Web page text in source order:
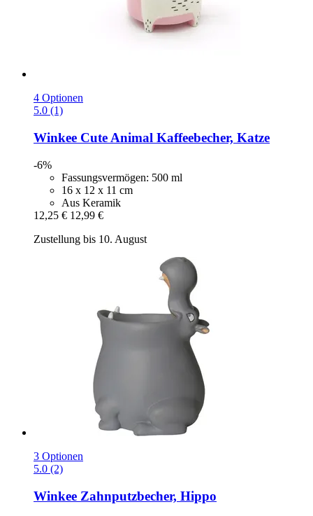
4 Optionen
5.0 (1)
Winkee Cute Animal Kaffeebecher, Katze
-6%
Fassungsvermögen: 500 ml
16 x 12 x 11 cm
Aus Keramik
12,25 € 12,99 €
Zustellung bis 10. August
3 Optionen
5.0 (2)
Winkee Zahnputzbecher, Hippo